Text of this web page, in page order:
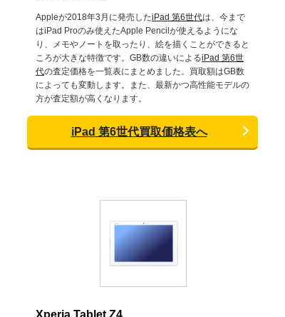
Appleが2018年3月に発売したiPad 第6世代は、今まで
はiPad Proのみ使えたApple Pencilが使えるようにな
り、メモやノートを取ったり、絵を描くことができると
ころが大きな特徴です。GB数の違いによるiPad 第6世
代の査定価格を一覧表にまとめました。買取額はGB数
によっても変動します。また、最新かつ高性能モデルの
方が査定額が高くなります。
iPad 第6世代買取価格表へ
Xperia Tablet Z4